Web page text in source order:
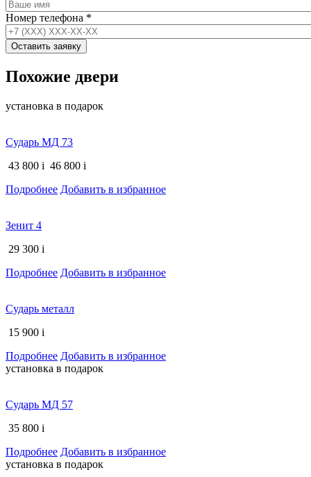
Номер телефона *
Похожие двери
установка в подарок
Сударь МД 73
43 800 i 46 800 i
Подробнее Добавить в избранное
Зенит 4
29 300 i
Подробнее Добавить в избранное
Сударь металл
15 900 i
Подробнее Добавить в избранное
установка в подарок
Сударь МД 57
35 800 i
Подробнее Добавить в избранное
установка в подарок